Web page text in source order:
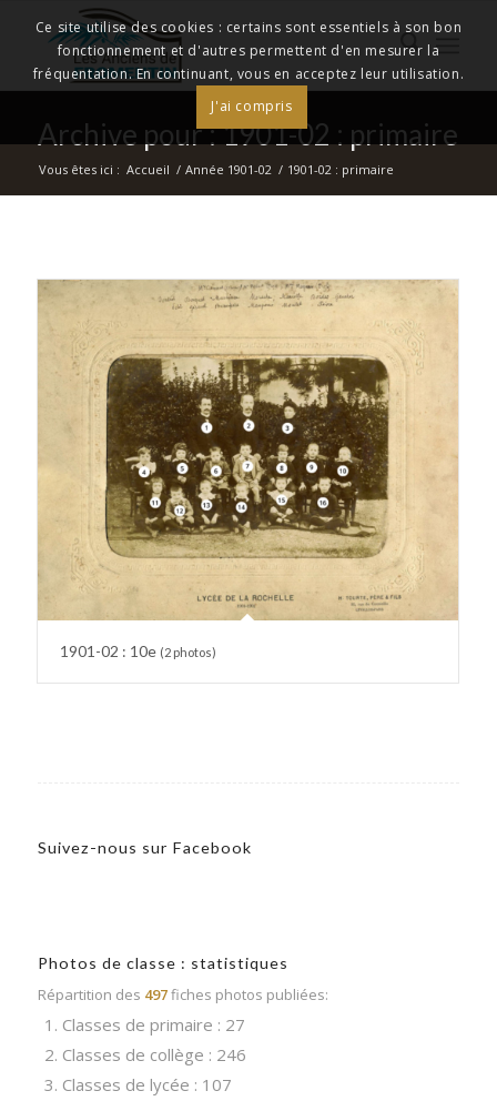
Archive pour : 1901-02 : primaire
Vous êtes ici : Accueil / Année 1901-02 / 1901-02 : primaire
1901-02 : 10e (2 photos)
Suivez-nous sur Facebook
Photos de classe : statistiques
Répartition des 497fiches photos publiées:
1. Classes de primaire : 27
2. Classes de collège : 246
3. Classes de lycée : 107
Ce site utilise des cookies : certains sont essentiels à son bon
fonctionnement et d'autres permettent d'en mesurer la
fréquentation. En continuant, vous en acceptez leur utilisation.
J'ai compris